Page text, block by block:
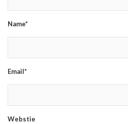
Name*
Email*
Webstie